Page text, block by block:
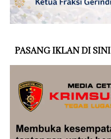
PASANG IKLAN DI SINI